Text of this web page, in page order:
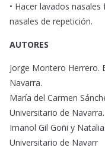
• Hacer lavados
nasales de repetición.
AUTORES
Jorge Montero Herrero.
Navarra.
María del Carmen
Universitario de Navarra.
Imanol Gil Goñi y
Universitario de Navarr